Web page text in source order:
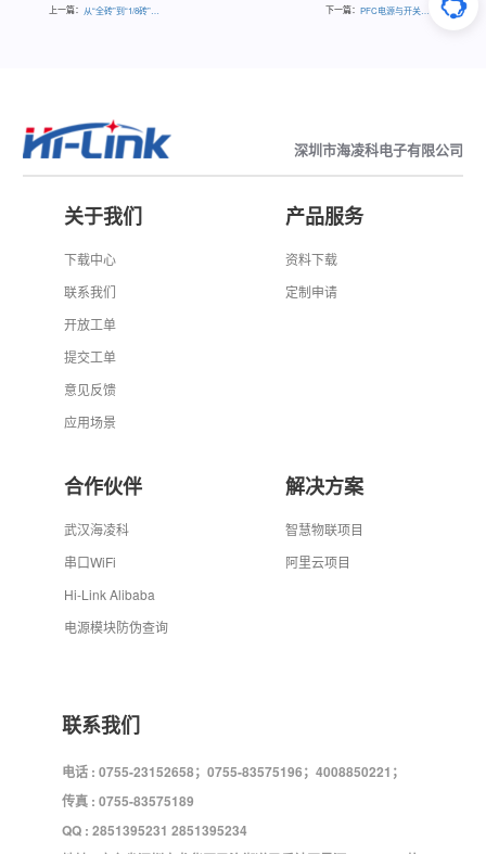
上一篇： 从“全砖”到“1/8砖”，一文读懂砖块电源 下一篇： PFC电源与开关电源，你真的分清了吗？
深圳市海凌科电子有限公司
关于我们
下载中心
联系我们
开放工单
提交工单
意见反馈
应用场景
产品服务
资料下载
定制申请
合作伙伴
武汉海凌科
串口WiFi
Hi-Link Alibaba
电源模块防伪查询
解决方案
智慧物联项目
阿里云项目
联系我们
电话 : 0755-23152658；0755-83575196；4008850221；
传真 : 0755-83575189
QQ : 2851395231 2851395234